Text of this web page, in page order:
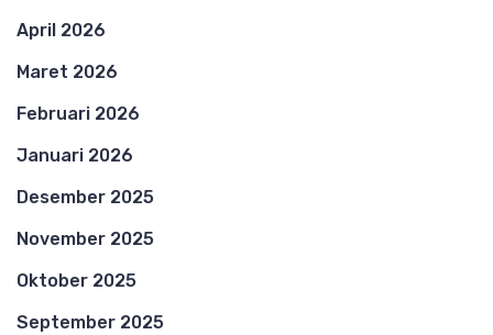
April 2026
Maret 2026
Februari 2026
Januari 2026
Desember 2025
November 2025
Oktober 2025
September 2025